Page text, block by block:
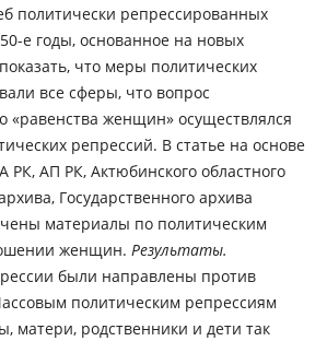
политически репрессированных
е годы, основанное на новых
что меры политических
все сферы, что вопрос
«равенства женщин» осуществлялся
репрессий. В статье на основе
РК, АП РК, Актюбинского областного
Государственного архива
материалы по политическим
женщин. Результаты.
были направлены против
политическим репрессиям
матери, родственники и дети так